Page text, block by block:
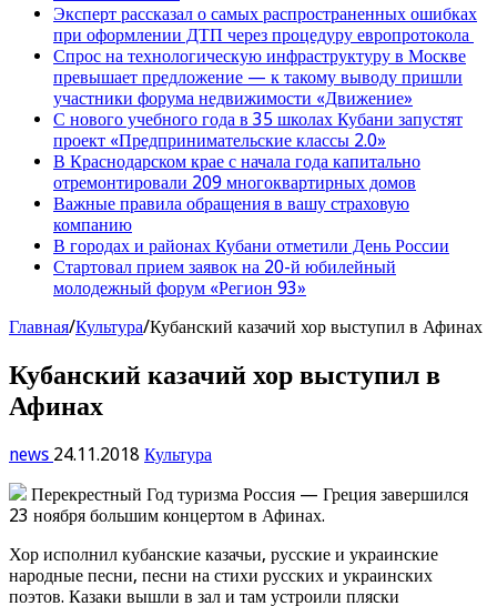
Эксперт рассказал о самых распространенных ошибках
при оформлении ДТП через процедуру европротокола
Спрос на технологическую инфраструктуру в Москве
превышает предложение — к такому выводу пришли
участники форума недвижимости «Движение»
С нового учебного года в 35 школах Кубани запустят
проект «Предпринимательские классы 2.0»
В Краснодарском крае с начала года капитально
отремонтировали 209 многоквартирных домов
Важные правила обращения в вашу страховую
компанию
В городах и районах Кубани отметили День России
Стартовал прием заявок на 20-й юбилейный
молодежный форум «Регион 93»
Главная/Культура/Кубанский казачий хор выступил в Афинах
Кубанский казачий хор выступил в
Афинах
news 24.11.2018 Культура
Перекрестный Год туризма Россия — Греция завершился
23 ноября большим концертом в Афинах.
Хор исполнил кубанские казачьи, русские и украинские
народные песни, песни на стихи русских и украинских
поэтов. Казаки вышли в зал и там устроили пляски